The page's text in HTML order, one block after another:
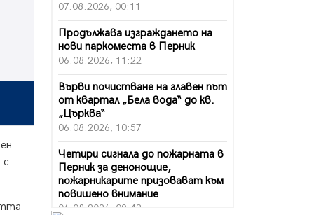
с
07.08.2026, 00:11
Продължава изграждането на
нови паркоместа в Перник
06.08.2026, 11:22
Върви почистване на главен път
от квартал „Бела вода“ до кв.
„Църква“
06.08.2026, 10:57
Четири сигнала до пожарната в
Перник за денонощие,
пожарникарите призовават към
повишено внимание
06.08.2026, 09:43